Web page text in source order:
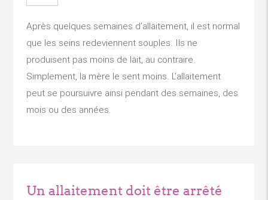
Après quelques semaines d’allaitement, il est normal
que les seins redeviennent souples. Ils ne
produisent pas moins de lait, au contraire.
Simplement, la mère le sent moins. L’allaitement
peut se poursuivre ainsi pendant des semaines, des
mois ou des années.
Un allaitement doit être arrêté